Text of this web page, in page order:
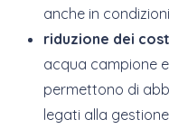
anche in
riduzione dei
acqua campione
permettono di
legati alla